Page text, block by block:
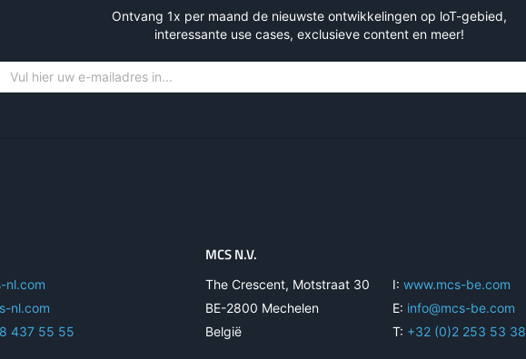
Ontvang 1x per maand de nieuwste ontwikkelingen op loT-gebied,
interessante use cases, exclusieve content en meer!
nl.com
nl.com
437 55 55
MCS N.V.
The Crescent, Motstraat 30
BE-2800 Mechelen
België
I: www.mcs-be.com
E: info@mcs-be.com
T: +32 (0)2 253 53 38